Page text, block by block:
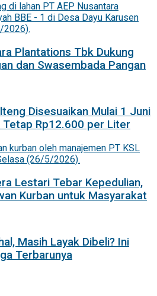
Plantations Tbk Dukung
dan Swasembada Pangan
Disesuaikan Mulai 1 Juni
Rp12.600 per Liter
Lestari Tebar Kepedulian,
Kurban untuk Masyarakat
Masih Layak Dibeli? Ini
Terbarunya